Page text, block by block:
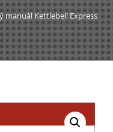
manuál Kettlebell Express